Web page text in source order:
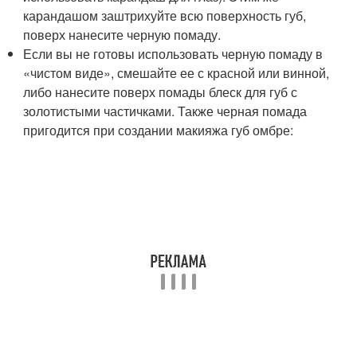
карандашом заштрихуйте всю поверхность губ,
поверх нанесите черную помаду.
Если вы не готовы использовать черную помаду в
«чистом виде», смешайте ее с красной или винной,
либо нанесите поверх помады блеск для губ с
золотистыми частичками. Также черная помада
пригодится при создании макияжа губ омбре: